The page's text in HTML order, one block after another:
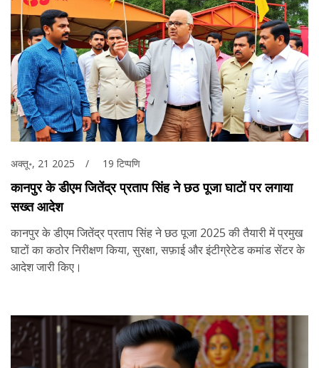
अक्तू॰, 21 2025 19 टिप्पणि
कानपुर के डीएम जितेंद्र प्रताप सिंह ने छठ पूजा घाटों पर लगाया
सख्त आदेश
कानपुर के डीएम जितेंद्र प्रताप सिंह ने छठ पूजा 2025 की तैयारी में प्रमुख
घाटों का कठोर निरीक्षण किया, सुरक्षा, सफ़ाई और इंटीग्रेटेड कमांड सेंटर के
आदेश जारी किए।